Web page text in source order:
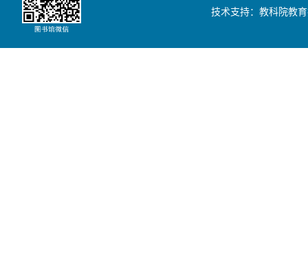
技术支持：教科院教